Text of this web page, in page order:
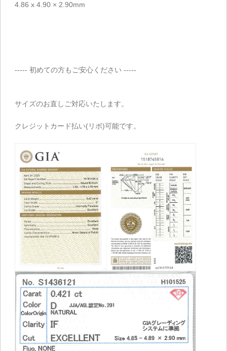
4.86 x 4.90 × 2.90mm
----- 初めての方もご安心ください -----
サイズのお直しご対応いたします。
クレジットカード払い(リボ)可能です。